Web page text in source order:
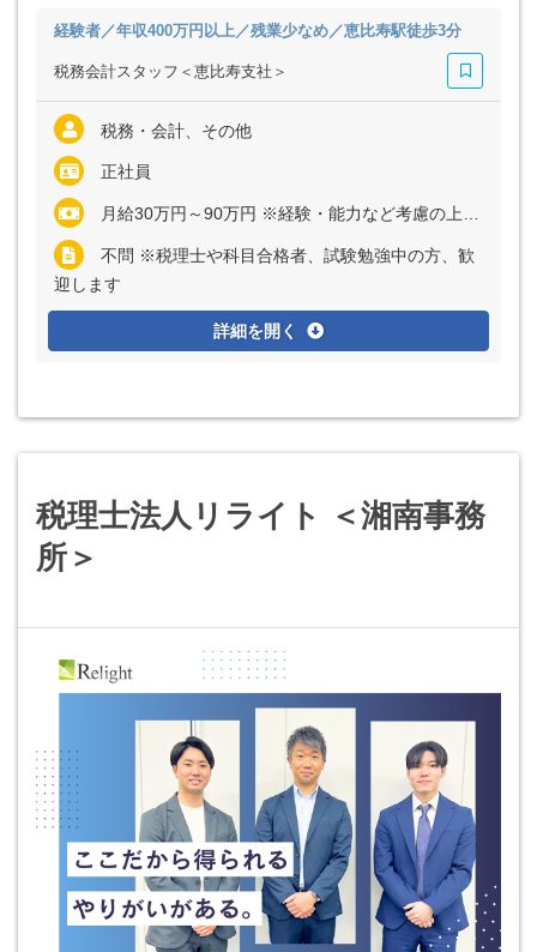
経験者／年収400万円以上／残業少なめ／恵比寿駅徒歩3分
税務会計スタッフ＜恵比寿支社＞
税務・会計、その他
正社員
月給30万円～90万円 ※経験・能力など考慮の上、決定いたします ※上記に固定残業代（月32時間分＝5万6000円～17万6000円）を含む ※超過分は別途全額支給
不問 ※税理士や科目合格者、試験勉強中の方、歓
迎します
詳細を開く
税理士法人リライト ＜湘南事務
所＞